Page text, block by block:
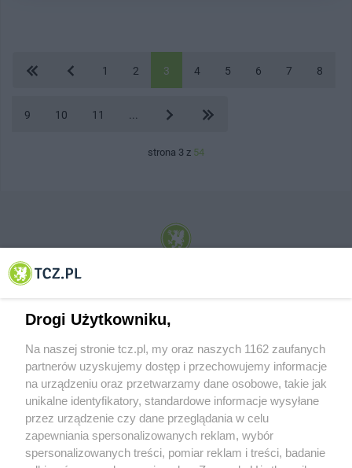
1 2 3 4 5 6 7 8
9 10 11
strona 3 z 54
© 2001-2026 Tczew - TCZ.PL Sp. z o.o. Internetowy Serwis Informacyjny Miasta
O FIRMIE POLITYKA PRYWATNOŚCI HOSTING
Drogi Użytkowniku,
Na naszej stronie tcz.pl, my oraz naszych 1162 zaufanych
partnerów uzyskujemy dostęp i przechowujemy informacje
na urządzeniu oraz przetwarzamy dane osobowe, takie jak
unikalne identyfikatory, standardowe informacje wysyłane
przez urządzenie czy dane przeglądania w celu
zapewniania spersonalizowanych reklam, wybór
spersonalizowanych treści, pomiar reklam i treści, badanie